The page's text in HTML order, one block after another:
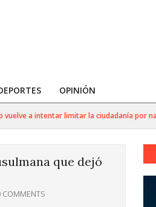
OPINIÓN
a intentar limitar la ciudadanía por
que dejó
COMMENTS